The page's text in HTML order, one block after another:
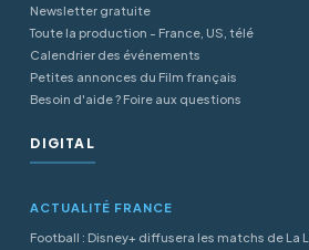
Newsletter gratuite
Toute la production - France, US, télé
Calendrier des événements
Petites annonces du Film français
Besoin d'aide ? Foire aux questions
DIGITAL
ACTUALITÉ FRANCE
Football : Disney+ diffusera les matchs de La